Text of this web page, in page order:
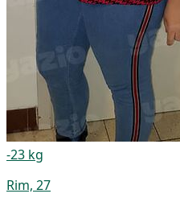
-23 kg
Rim, 27